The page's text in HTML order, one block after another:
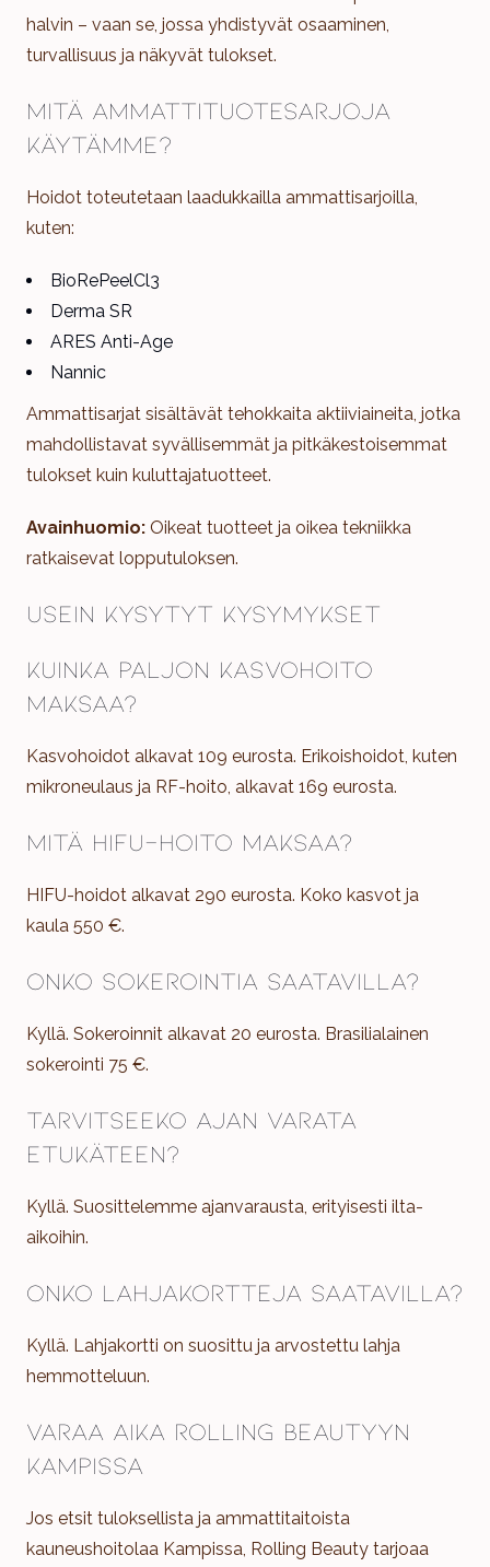
halvin – vaan se, jossa yhdistyvät osaaminen,
turvallisuus ja näkyvät tulokset.
Mitä ammattituotesarjoja
käytämme?
Hoidot toteutetaan laadukkailla ammattisarjoilla,
kuten:
BioRePeelCl3
Derma SR
ARES Anti-Age
Nannic
Ammattisarjat sisältävät tehokkaita aktiiviaineita, jotka
mahdollistavat syvällisemmät ja pitkäkestoisemmat
tulokset kuin kuluttajatuotteet.
Avainhuomio: Oikeat tuotteet ja oikea tekniikka
ratkaisevat lopputuloksen.
Usein kysytyt kysymykset
Kuinka paljon kasvohoito
maksaa?
Kasvohoidot alkavat 109 eurosta. Erikoishoidot, kuten
mikroneulaus ja RF-hoito, alkavat 169 eurosta.
Mitä HIFU-hoito maksaa?
HIFU-hoidot alkavat 290 eurosta. Koko kasvot ja
kaula 550 €.
Onko sokerointia saatavilla?
Kyllä. Sokeroinnit alkavat 20 eurosta. Brasilialainen
sokerointi 75 €.
Tarvitseeko ajan varata
etukäteen?
Kyllä. Suosittelemme ajanvarausta, erityisesti ilta-
aikoihin.
Onko lahjakortteja saatavilla?
Kyllä. Lahjakortti on suosittu ja arvostettu lahja
hemmotteluun.
Varaa aika Rolling Beautyyn
Kampissa
Jos etsit tuloksellista ja ammattitaitoista
kauneushoitolaa Kampissa, Rolling Beauty tarjoaa